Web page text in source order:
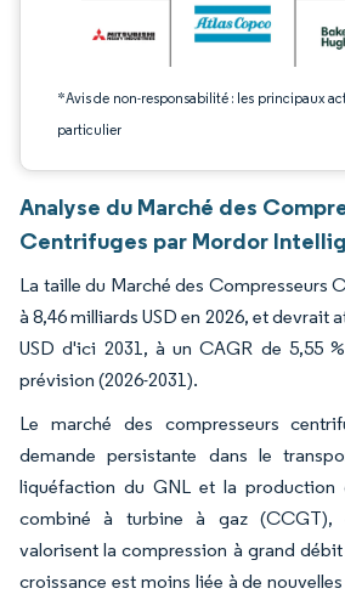
*Avis de non-responsabilité : les principaux
particulier
Analyse du Marché des
Centrifuges par Mordor
La taille du Marché des Compresseurs
à 8,46 milliards USD en 2026, et devrait
USD d'ici 2031, à un CAGR de 5,55
prévision (2026-2031).
Le marché des compresseurs
demande persistante dans le
liquéfaction du GNL et la production
combiné à turbine à gaz (CCGT),
valorisent la compression à grand
croissance est moins liée à de